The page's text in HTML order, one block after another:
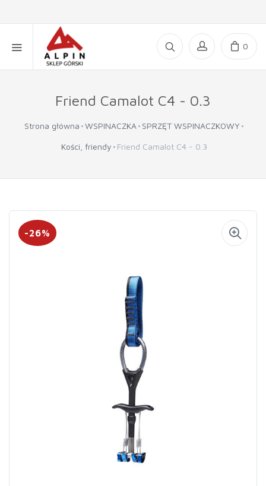
0
Friend Camalot C4 - 0.3
Strona główna WSPINACZKA SPRZĘT WSPINACZKOWY
Kości, friendy Friend Camalot C4 - 0.3
-26%